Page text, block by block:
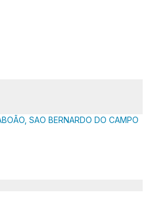
SAO BERNARDO DO CAMPO